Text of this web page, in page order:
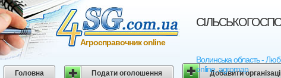
Волинська область -
online, agromap
Агросправочник online
Головна Подати оголошення Добавити